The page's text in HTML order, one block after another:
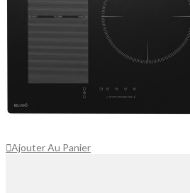
Ajouter Au Panier